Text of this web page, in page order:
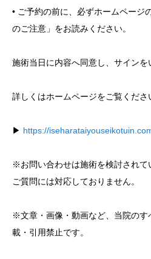
• ご予約の前に、必ずホームページ
のご注意」をお読みください。
施術当日に内容へ同意し、サインを
詳しくはホームページをご覧くださ
▶︎ https://
※お問い合わせは施術を検討されて
ご質問には対応しておりません。
※文章・画像・動画など、当院のす
載・引用禁止です。